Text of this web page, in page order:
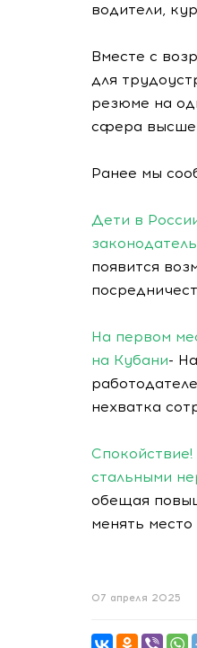
водители,
Вместе с
для
резюме на
сфера
Ранее мы
Дети в
появится
На первом
на Кубани-
нехватка
стальными
обещая
менять
07 апреля 2025